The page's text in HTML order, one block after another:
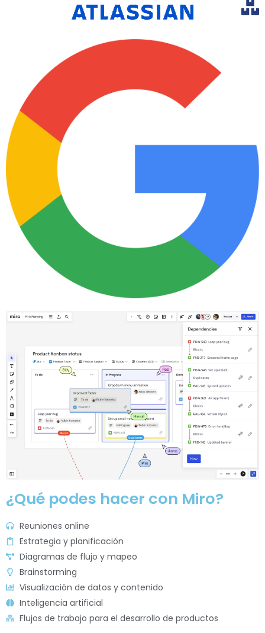
¿Qué podes hacer con Miro?
Reuniones online
Estrategia y planificación
Diagramas de flujo y mapeo
Brainstorming
Visualización de datos y contenido
Inteligencia artificial
Flujos de trabajo para el desarrollo de productos